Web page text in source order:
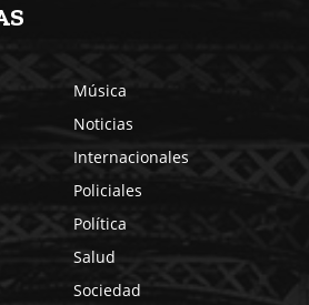
Música
Noticias
Internacionales
Policiales
Política
Salud
Sociedad